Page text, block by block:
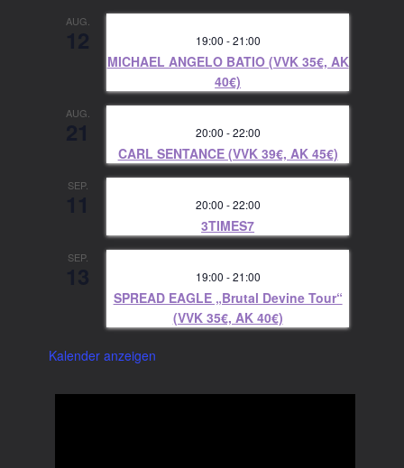
AUG.
19:00 -21:00
MICHAEL ANGELO BATIO (VVK 35€, AK
40€)
AUG.
20:00 -22:00
CARL SENTANCE (VVK 39€, AK 45€)
SEP.
20:00 -22:00
3TIMES7
SEP.
19:00 -21:00
SPREAD EAGLE „Brutal Devine Tour“
(VVK 35€, AK 40€)
Kalender anzeigen